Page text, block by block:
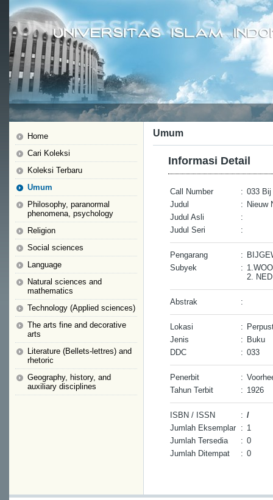
Home
Cari Koleksi
Koleksi Terbaru
Umum
Philosophy, paranormal
phenomena, psychology
Religion
Social sciences
Language
Natural sciences and
mathematics
Technology (Applied sciences)
The arts fine and decorative
arts
Literature (Bellets-lettres) and
rhetoric
Geography, history, and
auxiliary disciplines
Umum
Informasi Detail
Call Number : 033 Bij
Judul
: Nieuw
Judul Asli
:
Judul Seri
:
Pengarang :
Subyek
:
2.
Abstrak :
Lokasi :
Jenis
: Buku
DDC
: 033
Penerbit :
Tahun Terbit
: 1926
ISBN / ISSN : /
Jumlah Eksemplar : 1
Jumlah Tersedia
: 0
Jumlah Ditempat
: 0